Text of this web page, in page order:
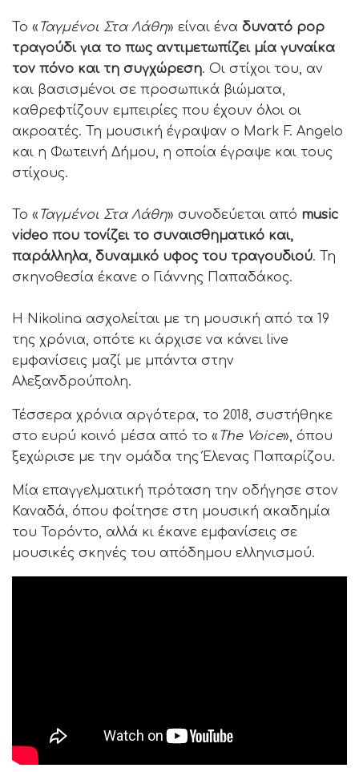
Το « Ταγμένοι Στα Λάθη» είναι ένα δυνατό pop
τραγούδι για το πως αντιμετωπίζει μία γυναίκα
τον πόνο και τη συγχώρεση. Οι στίχοι του, αν
και βασισμένοι σε προσωπικά βιώματα,
καθρεφτίζουν εμπειρίες που έχουν όλοι οι
ακροατές. Τη μουσική έγραψαν ο Mark F. Angelo
και η Φωτεινή Δήμου, η οποία έγραψε και τους
στίχους.
Το « Ταγμένοι Στα Λάθη» συνοδεύεται από music
video που τονίζει το συναισθηματικό και,
παράλληλα, δυναμικό υφος του τραγουδιού. Τη
σκηνοθεσία έκανε ο Γιάννης Παπαδάκος.
Η Νikolina ασχολείται με τη μουσική από τα 19
της χρόνια, οπότε κι άρχισε να κάνει live
εμφανίσεις μαζί με μπάντα στην
Αλεξανδρούπολη.
Τέσσερα χρόνια αργότερα, το 2018, συστήθηκε
στο ευρύ κοινό μέσα από το « The Voice», όπου
ξεχώρισε με την ομάδα της Έλενας Παπαρίζου.
Μία επαγγελματική πρόταση την οδήγησε στον
Καναδά, όπου φοίτησε στη μουσική ακαδημία
του Τορόντο, αλλά κι έκανε εμφανίσεις σε
μουσικές σκηνές του απόδημου ελληνισμού.